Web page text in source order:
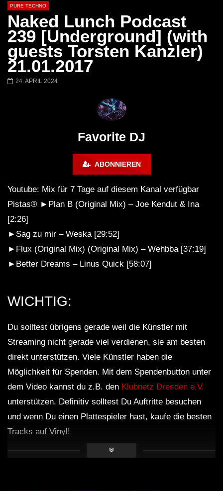
Später
01:31:35
Miss Djax – Cherry Moon –
Lokeren Belgium (1996)
01:53:01
PURE TECHNO
Naked Lunch Podcast
239 [Underground] (with
guests Torsten Kanzler)
21.01.2017
24. APRIL 2024
Favorite DJ
ABONNIEREN
Youtube: Mix für 7 Tage auf diesem Kanal verfügbar
Pistas® ►Plan B (Original Mix) – Joe Kendut & Ina
[2:26]
►Sag zu mir – Weska [29:52]
►Flux (Original Mix) (Original Mix) – Wehbba [37:19]
►Better Dreams – Linus Quick [58:07]
WICHTIG:
Du solltest übrigens gerade weil die Künstler mit
Streaming nicht gerade viel verdienen, sie am besten
direkt unterstützen. Viele Künstler haben die
Möglichkeit für Spenden. Mit dem Spendenbutton unter
dem Video kannst du z.B. den Klubnetz Dresden e.V.
unterstützen. Definitiv solltest Du Auftritte besuchen
und wenn Du einen Plattespieler hast, kaufe die besten
Tracks auf Vinyl!